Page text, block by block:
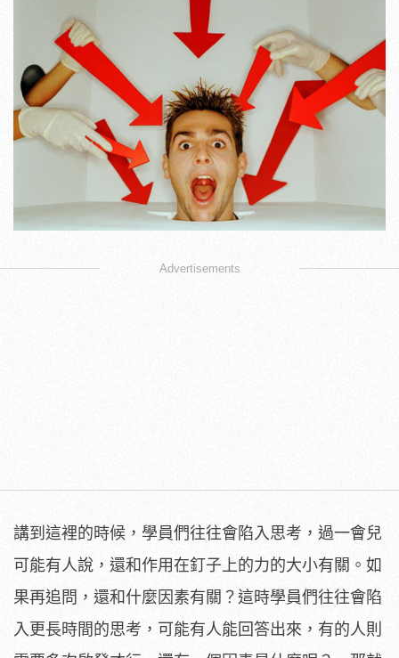
Advertisements
講到這裡的時候，學員們往往會陷入思考，過一會兒
可能有人說，還和作用在釘子上的力的大小有關。如
果再追問，還和什麼因素有關？這時學員們往往會陷
入更長時間的思考，可能有人能回答出來，有的人則